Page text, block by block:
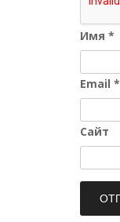
Имя *
Email *
Сайт